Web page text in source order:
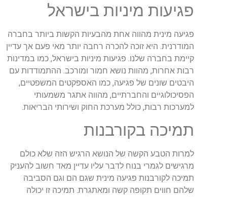
פגיעות מיניות בישראל
פגיעה מינית מהווה אחת מהבעיות הקשות ביותר בחברה
המודרנית. היא זוכה להכרה רחבה יותר מאי פעם אך עדיין
קיימת בחברה שלנו. פגיעות מיניות בישראל, כמו במדינות
רבות אחרות, מהוות נושא חמור ומורכב. ההתמודדות עם
היבטים שונים של פגיעה, כמו האספקטים המשפטיים,
הפסיכולוגיים והחברתיים, מהווה אתגר משמעותי
למערכות רבות, כולל מערכת החוק ושירותי הבריאות.
תמיכה בקורבנות
למרות הטבע הקשה של הנושא הרגיש הזה שלא כולם
מרגישים לגמרי בנוח לדבר עליו עדיין מאד חשוב להעניק
תמיכה לקורבנות פגיעה מינית שגם הם וגם הסביבה
שלהם חווים תקופה קשה ומאתגרת. תמיכה זו יכולה